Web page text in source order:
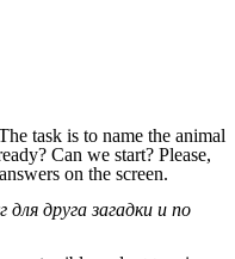
task is to name the animal
Can we start? Please,
on the screen.
друга загадки и по